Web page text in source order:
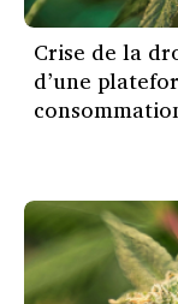
Crise de la
d’une